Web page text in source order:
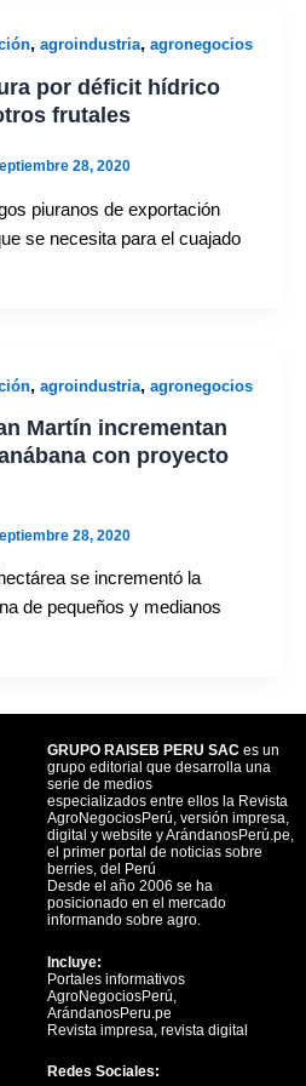
, agroindustria, agronegocios
por déficit hídrico
frutales
28, 2020
piuranos de exportación
se necesita para el cuajado
, agroindustria, agronegocios
Martín incrementan
con proyecto
28, 2020
se incrementó la
de pequeños y medianos
GRUPO RAISEB PERU SAC es un
grupo editorial que desarrolla una
serie de medios
especializados entre ellos la Revista
AgroNegociosPerú, versión impresa,
digital y website y ArándanosPerú.pe,
el primer portal de noticias sobre
berries, del Perú
Desde el año 2006 se ha
posicionado en el mercado
informando sobre agro.
Incluye:
Portales informativos
AgroNegociosPerú,
ArándanosPeru.pe
Revista impresa, revista digital
Redes Sociales: